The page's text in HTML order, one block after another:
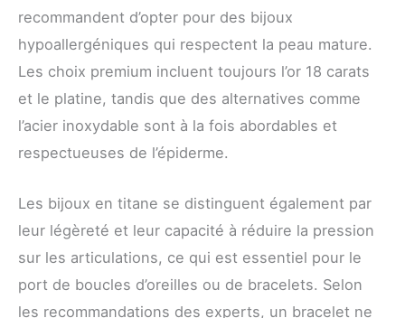
recommandent d’opter pour des bijoux
hypoallergéniques qui respectent la peau mature.
Les choix premium incluent toujours l’or 18 carats
et le platine, tandis que des alternatives comme
l’acier inoxydable sont à la fois abordables et
respectueuses de l’épiderme.
Les bijoux en titane se distinguent également par
leur légèreté et leur capacité à réduire la pression
sur les articulations, ce qui est essentiel pour le
port de boucles d’oreilles ou de bracelets. Selon
les recommandations des experts, un bracelet ne